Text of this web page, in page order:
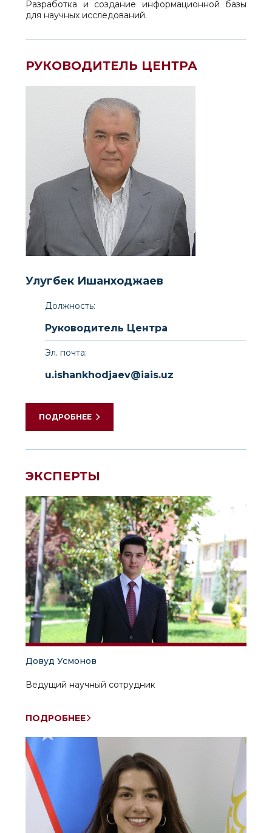
Разработка и создание информационной базы
для научных исследований.
РУКОВОДИТЕЛЬ ЦЕНТРА
Улугбек Ишанходжаев
Должность:
Руководитель Центра
Эл. почта:
u.ishankhodjaev@iais.uz
ПОДРОБНЕЕ
ЭКСПЕРТЫ
Довуд Усмонов
Ведущий научный сотрудник
ПОДРОБНЕЕ